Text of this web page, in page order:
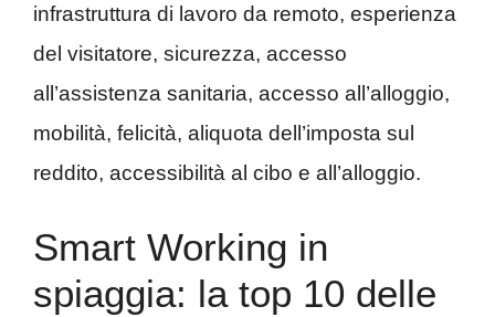
infrastruttura di lavoro da remoto, esperienza
del visitatore, sicurezza, accesso
all’assistenza sanitaria, accesso all’alloggio,
mobilità, felicità, aliquota dell’imposta sul
reddito, accessibilità al cibo e all’alloggio.
Smart Working in
spiaggia: la top 10 delle